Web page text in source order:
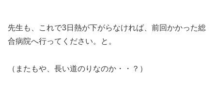
先生も、これで3日熱が下がらなければ、前回かかった総
合病院へ行ってください。と。
（またもや、長い道のりなのか・・？）